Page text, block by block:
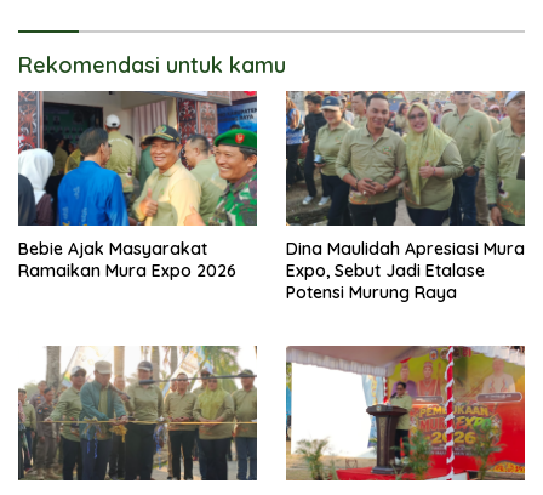
Rekomendasi untuk kamu
Bebie Ajak Masyarakat
Ramaikan Mura Expo 2026
Dina Maulidah Apresiasi Mura
Expo, Sebut Jadi Etalase
Potensi Murung Raya